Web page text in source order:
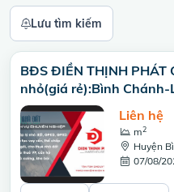
Lưu tìm kiếm
BĐS ĐIỀN THỊNH PHÁT
nhỏ(giá rẻ):Bình
Liên hệ
m2
Huyện
07/08/